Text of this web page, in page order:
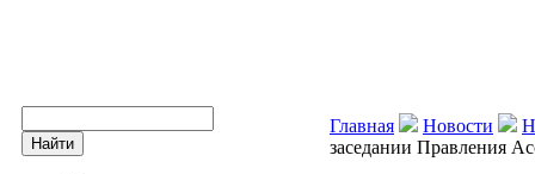
Главная Новости
заседании Правления